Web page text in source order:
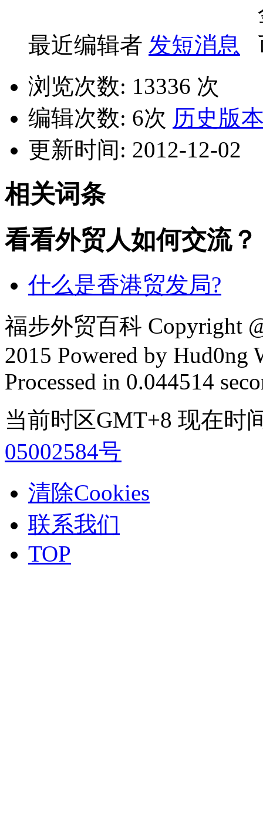
最近编辑者 发短消息
浏览次数: 13336 次
编辑次数: 6次 历史版
更新时间: 2012-12-02
相关词条
看看外贸人如何交流？
什么是香港贸发局?
福步外贸百科 Copyright
2015 Powered by Hud0ng
Processed in 0.044514
当前时区GMT+8 现在时
05002584号
清除Cookies
联系我们
TOP